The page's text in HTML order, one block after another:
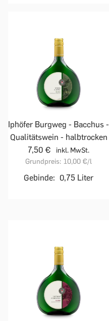
Iphöfer Burgweg - Bacchus -
Qualitätswein - halbtrocken
7,50 €
inkl. MwSt.
Grundpreis: 10,00 €/l
Gebinde: 0,75 Liter